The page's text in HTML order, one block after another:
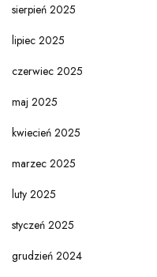
sierpień 2025
lipiec 2025
czerwiec 2025
maj 2025
kwiecień 2025
marzec 2025
luty 2025
styczeń 2025
grudzień 2024